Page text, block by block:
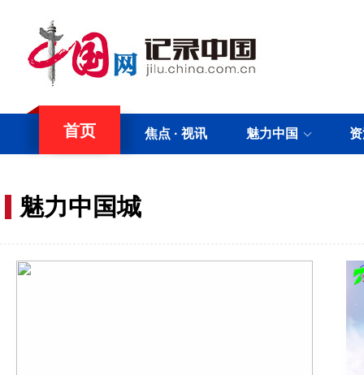
首页 焦点 ·视讯 魅力中国
魅力中国城